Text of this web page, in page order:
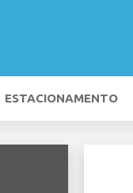
ESTACIONAMENTO